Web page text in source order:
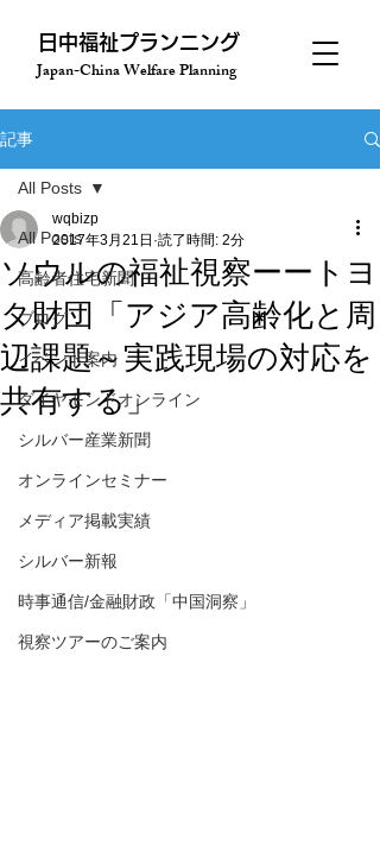
​日中福祉プランニング
Japan-China Welfare Planning
記事
All Posts
高齢者住宅新聞
ブログ
イベント案内
ダイヤモンドオンライン
シルバー産業新聞
オンラインセミナー
メディア掲載実績
シルバー新報
時事通信/金融財政「中国洞察」
視察ツアーのご案内
All Posts
ソウルの福祉視察ーートヨ
タ財団「アジア高齢化と周
辺課題～実践現場の対応を
共有する」
wqbizp
2017年3月21日 読了時間: 2分